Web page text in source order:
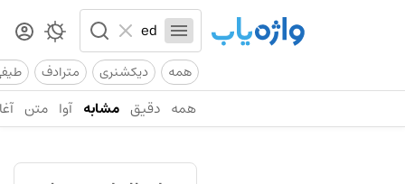
همه دیکشنری مترادف
همه دقیق مشابه آوا متن